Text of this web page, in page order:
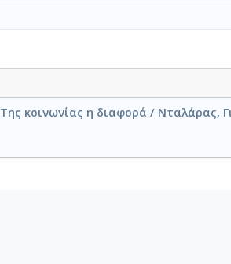
Της κοινωνίας η διαφορά / Νταλάρας,